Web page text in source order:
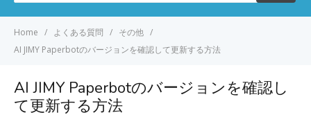
Home よくある質問
その他
AI JIMY Paperbotのバージョンを確認して更新する方法
AI JIMY Paperbotのバージョンを確認し
て更新する方法